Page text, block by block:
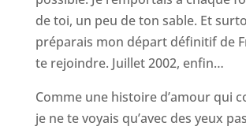
de toi, un peu de ton sable. Et
préparais mon départ définitif de
te rejoindre. Juillet 2002, enfin…
Comme une histoire d’amour qui
je ne te voyais qu’avec des yeux